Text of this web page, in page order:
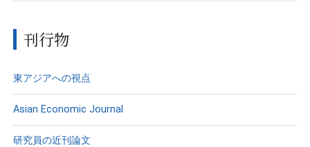
刊行物
東アジアへの視点
Asian Economic Journal
研究員の近刊論文